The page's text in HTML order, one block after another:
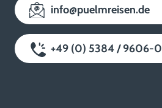
info@puelmreisen.de
+49 (0) 5384 / 9606-0